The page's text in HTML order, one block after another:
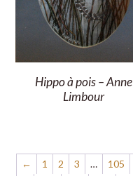
Hippo à pois – Anne
Limbour
← 1 2 3 … 105